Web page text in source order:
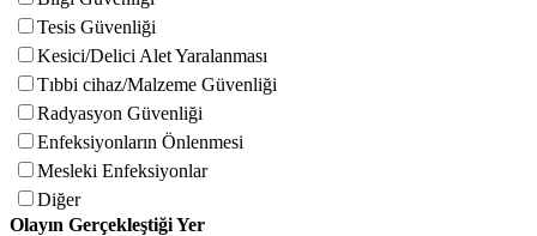
Tesis Güvenliği
Kesici/Delici Alet Yaralanması
Tıbbi cihaz/Malzeme Güvenliği
Radyasyon Güvenliği
Enfeksiyonların Önlenmesi
Mesleki Enfeksiyonlar
Diğer
Olayın Gerçekleştiği Yer